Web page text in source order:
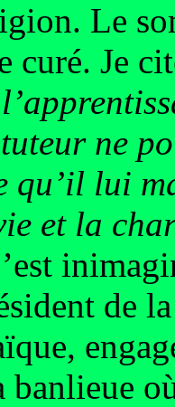
Le
curé. Je
ne
qu’il lui
et la
de
banlieue